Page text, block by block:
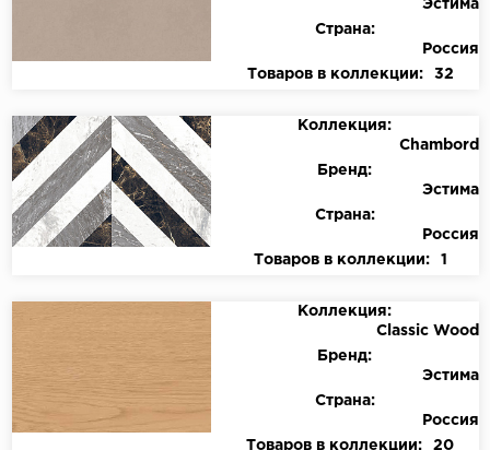
Эстима
Страна:
Россия
Товаров в коллекции:
32
Коллекция:
Chambord
Бренд:
Эстима
Страна:
Россия
Товаров в коллекции:
1
Коллекция:
Classic Wood
Бренд:
Эстима
Страна:
Россия
Товаров в коллекции:
20